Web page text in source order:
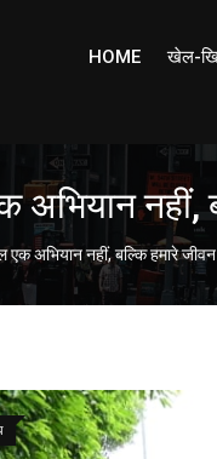
HOME खेल-
नहीं,
एक अभियान नहीं, बल्कि हमारे